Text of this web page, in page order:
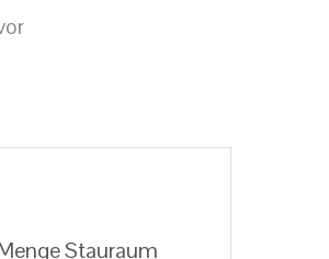
Stauraum